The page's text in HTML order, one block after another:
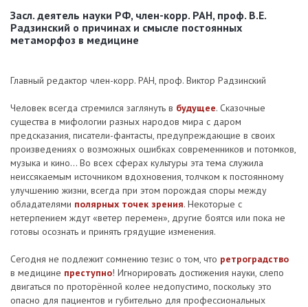
Засл. деятель науки РФ, член-корр. РАН, проф. В.Е.
Радзинский о причинах и смысле постоянных
метаморфоз в медицине
Главный редактор член-корр. РАН, проф. Виктор Радзинский
Человек всегда стремился заглянуть в будущее. Сказочные
существа в мифологии разных народов мира с даром
предсказания, писатели-фантасты, предупреждающие в своих
произведениях о возможных ошибках современников и потомков,
музыка и кино... Во всех сферах культуры эта тема служила
неиссякаемым источником вдохновения, толчком к постоянному
улучшению жизни, всегда при этом порождая споры между
обладателями полярных точек зрения. Некоторые с
нетерпением ждут «ветер перемен», другие боятся или пока не
готовы осознать и принять грядущие изменения.
Сегодня не подлежит сомнению тезис о том, что ретроградство
в медицине преступно! Игнорировать достижения науки, слепо
двигаться по проторённой колее недопустимо, поскольку это
опасно для пациентов и губительно для профессиональных